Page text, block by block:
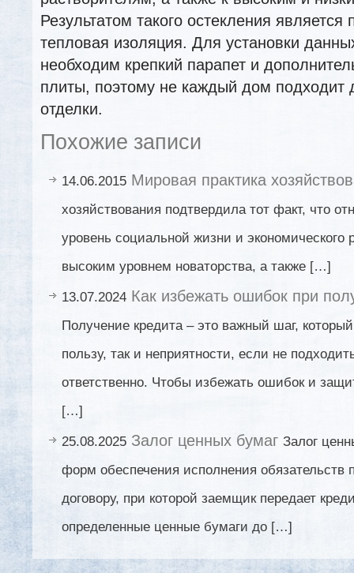
Результатом такого остекления
тепловая изоляция. Для установки
необходим крепкий парапет и
плиты, поэтому не каждый дом подходит
отделки.
Похожие записи
14.06.2015 Мировая практика
хозяйствования подтвердила тот факт, что
уровень социальной жизни и экономического
высоким уровнем новаторства, а также […]
13.07.2024 Как избежать ошибок при
Получение кредита – это важный шаг,
пользу, так и неприятности, если не
ответственно. Чтобы избежать ошибок и
[…]
25.08.2025 Залог ценных бумаг Залог
форм обеспечения исполнения обязательств
договору, при которой заемщик передает
определенные ценные бумаги до […]